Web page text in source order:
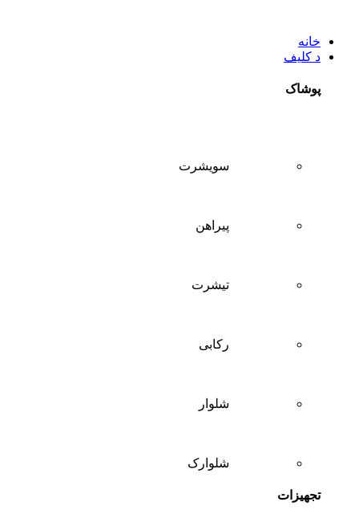
خانه
د کلیف
پوشاک
سويشرت
پیراهن
تيشرت
ركابی
شلوار
شلوارک
تجهیزات